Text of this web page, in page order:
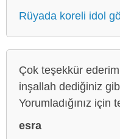
Rüyada koreli idol
Çok teşekkür
inşallah dediğiniz
Yorumladığınız
esra